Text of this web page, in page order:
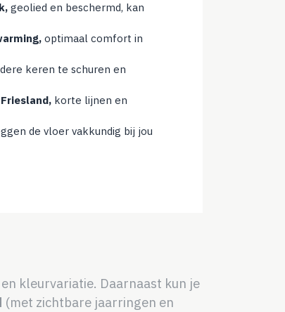
geolied en beschermd, kan
optimaal comfort in
keren te schuren en
korte lijnen en
de vloer vakkundig bij jou
kleurvariatie. Daarnaast kun je
(met zichtbare jaarringen en